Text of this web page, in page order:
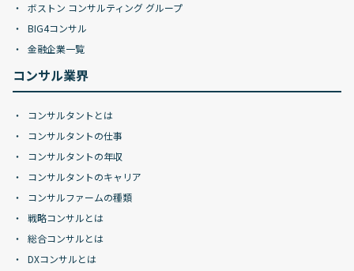
ボストン コンサルティング グループ
BIG4コンサル
金融企業一覧
コンサル業界
コンサルタントとは
コンサルタントの仕事
コンサルタントの年収
コンサルタントのキャリア
コンサルファームの種類
戦略コンサルとは
総合コンサルとは
DXコンサルとは